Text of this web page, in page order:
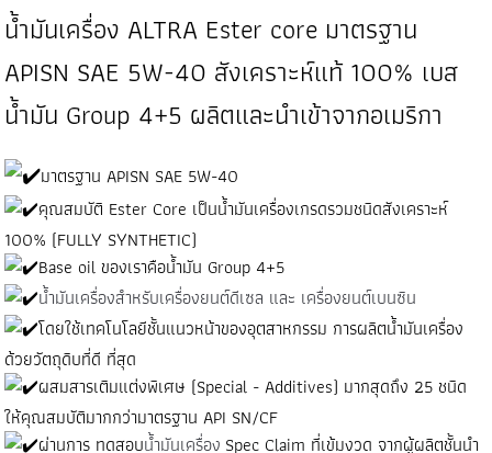
น้ำมันเครื่อง ALTRA Ester core มาตรฐาน
APISN SAE 5W-40 สังเคราะห์แท้ 100% เบส
น้ำมัน Group 4+5 ผลิตและนำเข้าจากอเมริกา
มาตรฐาน APISN SAE 5W-40
คุณสมบัติ Ester Core เป็นน้ํามันเครื่องเกรดรวมชนิดสังเคราะห์
100% (FULLY SYNTHETIC)
Base oil ของเราคือน้ำมัน Group 4+5
น้ํามันเครื่องสําหรับเครื่องยนต์ดีเซล และ เครื่องยนต์เบนซิน
โดยใช้เทคโนโลยีชั้นแนวหน้าของอุตสาหกรรม การผลิตน้ํามันเครื่อง
ด้วยวัตถุดิบที่ดี ที่สุด
ผสมสารเติมแต่งพิเศษ (Special - Additives) มากสุดถึง 25 ชนิด
ให้คุณสมบัติมากกว่ามาตรฐาน API SN/CF
ผ่านการ ทดสอบน้ํามันเครื่อง Spec Claim ที่เข้มงวด จากผู้ผลิตชั้นนํา